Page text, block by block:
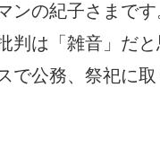
ンの紀子さまで
判は「雑音」だ
で公務、祭祀に